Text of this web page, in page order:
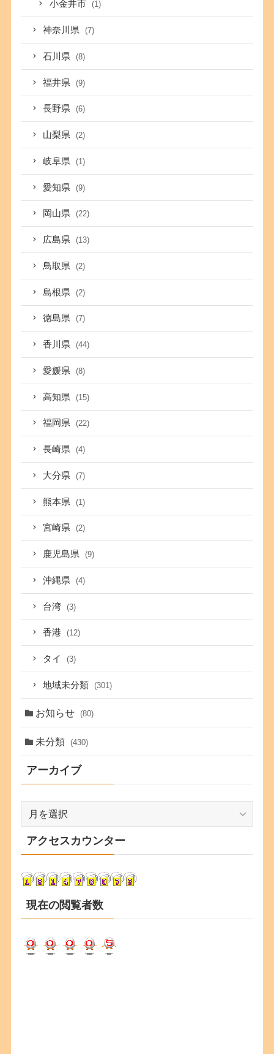
小金井市 (1)
神奈川県 (7)
石川県 (8)
福井県 (9)
長野県 (6)
山梨県 (2)
岐阜県 (1)
愛知県 (9)
岡山県 (22)
広島県 (13)
鳥取県 (2)
島根県 (2)
徳島県 (7)
香川県 (44)
愛媛県 (8)
高知県 (15)
福岡県 (22)
長崎県 (4)
大分県 (7)
熊本県 (1)
宮崎県 (2)
鹿児島県 (9)
沖縄県 (4)
台湾 (3)
香港 (12)
タイ (3)
地域未分類 (301)
お知らせ (80)
未分類 (430)
アーカイブ
カ
イ
アクセスカウンター
現在の閲覧者数